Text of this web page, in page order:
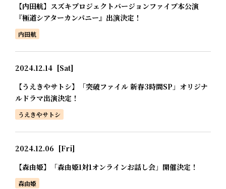
【内田航】スズキプロジェクトバージョンファイブ本公演
『極道シアターカンパニー』出演決定！
内田航
2024.12.14 [Sat]
【うえきやサトシ】「突破ファイル 新春3時間SP」オリジナ
ルドラマ出演決定！
うえきやサトシ
2024.12.06 [Fri]
【森由姫】「森由姫1対1オンラインお話し会」開催決定！
森由姫